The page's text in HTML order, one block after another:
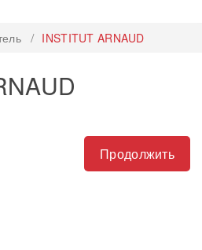
INSTITUT ARNAUD
Продолжить